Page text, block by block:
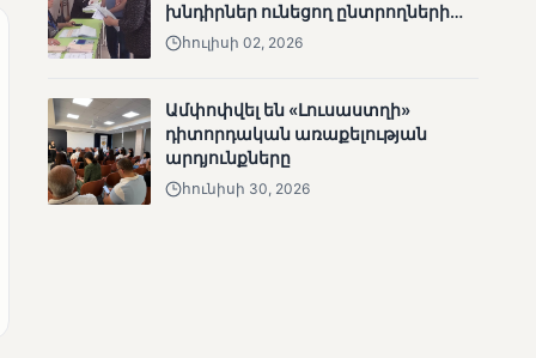
Մատչելի
ընտրություններ՝ դեռևս
չլուծված խնդիրներով.
«Լուսաստղի»
դիտորդական
խնդիրներ ունեցող ընտրողների
ճանապարհը
հուլիսի 02, 2026
Ամփոփվել են «Լուսաստղի»
դիտորդական առաքելության
արդյունքները
հունիսի 30, 2026